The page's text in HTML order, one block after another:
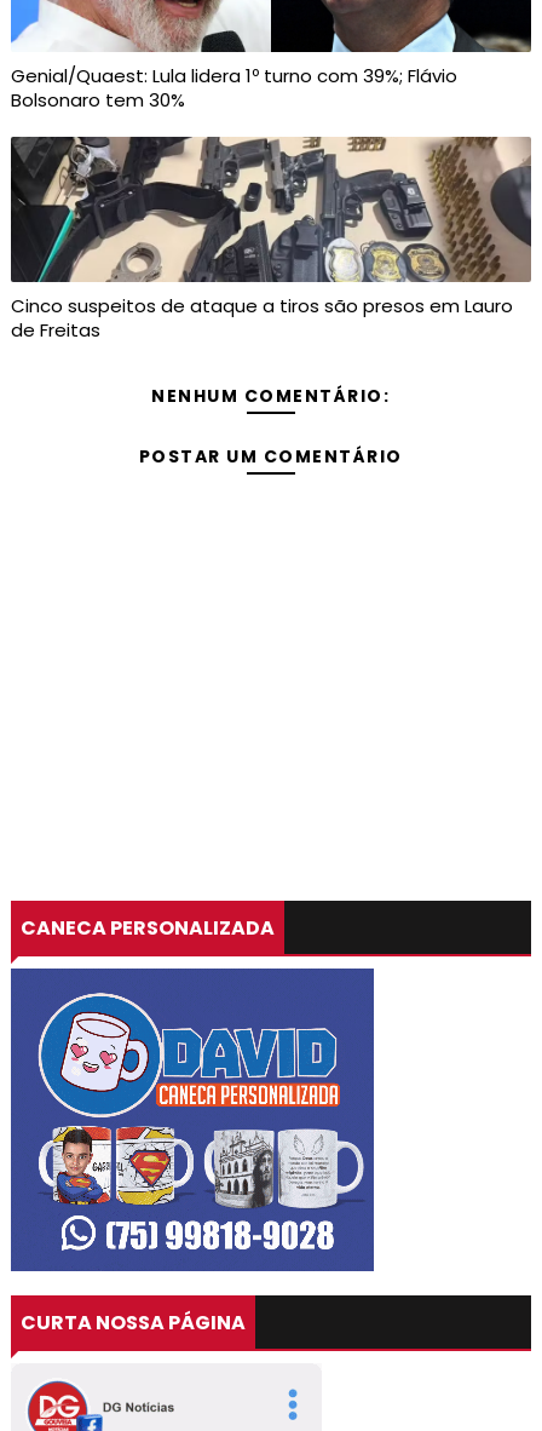
Genial/Quaest: Lula lidera 1º turno com 39%; Flávio
Bolsonaro tem 30%
Cinco suspeitos de ataque a tiros são presos em Lauro
de Freitas
NENHUM COMENTÁRIO:
POSTAR UM COMENTÁRIO
CANECA PERSONALIZADA
CURTA NOSSA PÁGINA